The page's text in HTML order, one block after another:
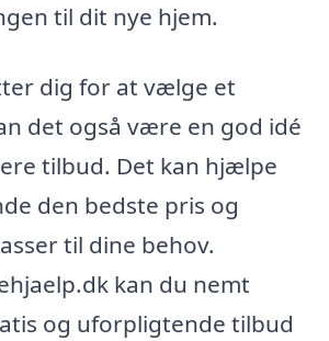
til dit nye hjem.
dig for at vælge et
det også være en god idé
tilbud. Det kan hjælpe
den bedste pris og
til dine behov.
kan du nemt
og uforpligtende tilbud